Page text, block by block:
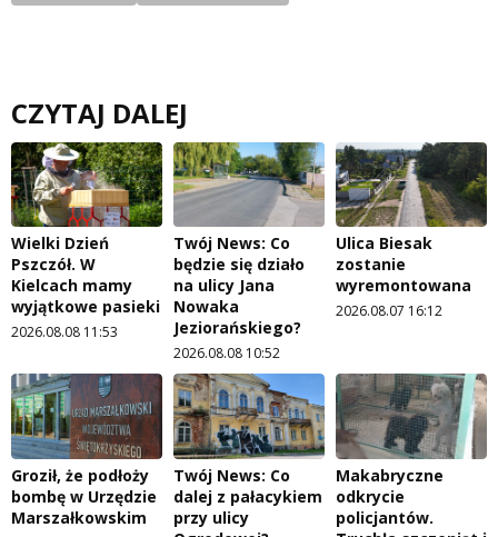
CZYTAJ DALEJ
Wielki Dzień
Pszczół. W
Kielcach mamy
wyjątkowe pasieki
2026.08.08 11:53
Twój News: Co
będzie się działo
na ulicy Jana
Nowaka
Jeziorańskiego?
2026.08.08 10:52
Ulica Biesak
zostanie
wyremontowana
2026.08.07 16:12
Groził, że podłoży
bombę w Urzędzie
Marszałkowskim
Twój News: Co
dalej z pałacykiem
przy ulicy
Makabryczne
odkrycie
policjantów.